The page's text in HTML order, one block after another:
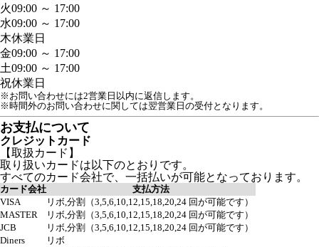
火09:00 ～ 17:00
水09:00 ～ 17:00
木休業日
金09:00 ～ 17:00
土09:00 ～ 17:00
祝休業日
※お問い合わせには2営業日以内に返信します。
※時間外のお問い合わせに関しては翌営業日の受付となります。
お支払について
クレジットカード
【取扱カード】
取り扱いカードは以下のとおりです。
すべてのカード会社で、一括払いが可能となっております。
カード会社
支払方法
VISA
リボ,分割（3,5,6,10,12,15,18,20,24 回が可能です）
MASTER
リボ,分割（3,5,6,10,12,15,18,20,24 回が可能です）
JCB
リボ,分割（3,5,6,10,12,15,18,20,24 回が可能です）
Diners
リボ